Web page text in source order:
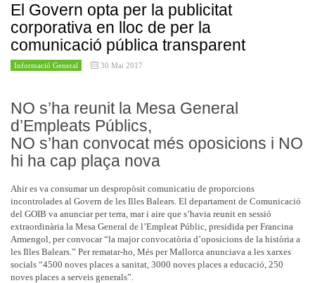
El Govern opta per la publicitat
corporativa en lloc de per la
comunicació pública transparent
Informació General 30 Mai 2017
NO s’ha reunit la Mesa General
d’Empleats Públics,
NO s’han convocat més oposicions i NO
hi ha cap plaça nova
Ahir es va consumar un despropòsit comunicatiu de proporcions
incontrolades al Govern de les Illes Balears. El departament de Comunicació
del GOIB va anunciar per terra, mar i aire que s’havia reunit en sessió
extraordinària la Mesa General de l’Empleat Públic, presidida per Francina
Armengol, per convocar “la major convocatòria d’oposicions de la història a
les Illes Balears.” Per rematar-ho, Més per Mallorca anunciava a les xarxes
socials “4500 noves places a sanitat, 3000 noves places a educació, 250
noves places a serveis generals”.